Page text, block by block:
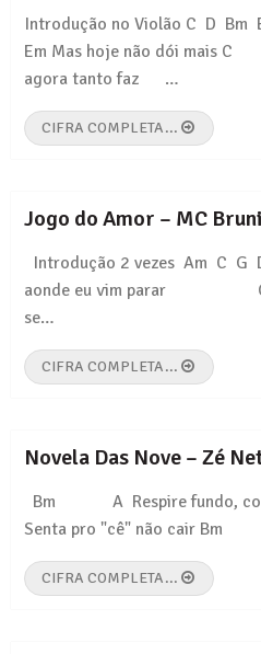
Introdução no Violão C D
Em Mas hoje não dói mais
agora tanto faz …
CIFRA COMPLETA...
Jogo do Amor – MC
Introdução 2 vezes
aonde eu vim parar G
se…
CIFRA COMPLETA...
Novela Das Nove – Zé
Bm A Respire
Senta pro "cê" não cair Bm
CIFRA COMPLETA...